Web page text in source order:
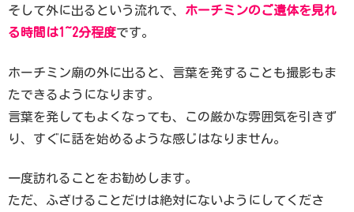
そして外に出るという流れで、 ホーチミンのご遺体を見れ
る時間は1~2分程度です。
ホーチミン廟の外に出ると、言葉を発することも撮影もま
たできるようになります。
言葉を発してもよくなっても、この厳かな雰囲気を引きず
り、すぐに話を始めるような感じはなりません。
一度訪れることをお勧めします。
ただ、ふざけることだけは絶対にないようにしてくださ